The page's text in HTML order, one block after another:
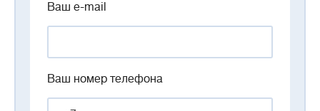
Ваш e-mail
Ваш номер телефона